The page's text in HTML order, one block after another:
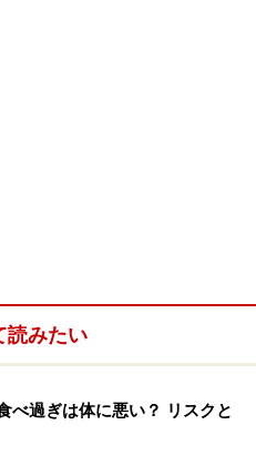
読みたい
べ過ぎは体に悪い？ リスクと